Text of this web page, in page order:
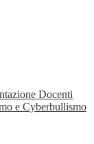
Docenti
e Cyberbullismo